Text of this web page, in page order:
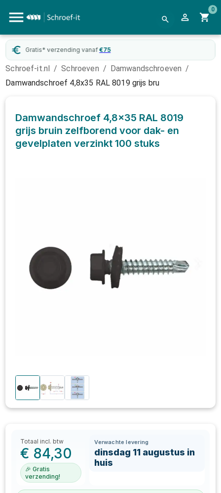
0
Gratis* verzending vanaf €75
Schroef-it.nl / Schroeven / Damwandschroeven /
Damwandschroef 4,8x35 RAL 8019 grijs bru
Damwandschroef 4,8x35 RAL 8019
grijs bruin zelfborend voor dak- en
gevelplaten verzinkt 100 stuks
Totaal incl. btw
€ 84,30
🎉 Gratis
verzending!
Verwachte levering
dinsdag 11 augustus in
huis